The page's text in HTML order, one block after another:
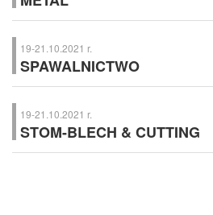
METAL– Międzynarodowe Targi
19-21.10.2021 r.
SPAWALNICTWO
SPAWALNICTWO– Międzynarodowe
Spawalnictwa, Kielce
19-21.10.2021 r.
STOM-BLECH & CUTTING
STOM-BLECH & CUTTING– Targi